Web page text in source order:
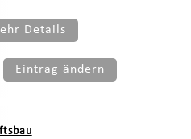
Details
Eintrag ändern